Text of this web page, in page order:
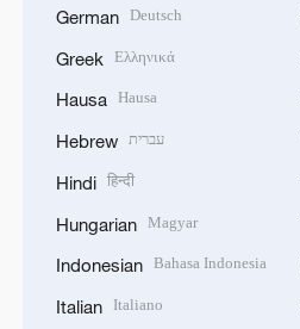
German Deutsch
Greek Ελληνικά
Hausa Hausa
Hebrew עברית
Hindi हिन्दी
Hungarian Magyar
Indonesian Bahasa Indonesia
Italian Italiano